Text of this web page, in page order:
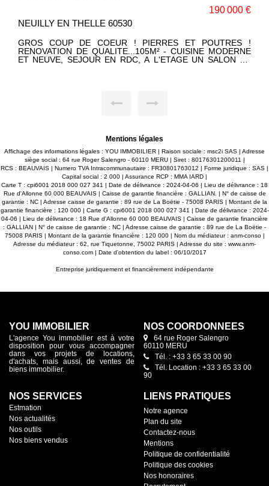
321 000 €
NEUILLY EN THELLE 60530
UN CHARME CERTAIN POUR CETTE ANCIENNE RENOVEE
ET A L'ARCHITECTURE PERSONNELLE ET
CHALEUREUSE ! MAISON PRINCIPALE (133M²) + ANNEXE
SOUHAITE SON INDEPENDANCE). Corinne LEFEVRE (E.I)
Mentions légales
Affichage des informations légales : YOU IMMOBILIER | Raison sociale : msc2i SAS | Adresse
siège social : 64 rue Roger Salengro - 60110 MERU | Siret : 80176301200011 |
RCS : BEAUVAIS | Numero TVA Intracommunautaire : FR30801763012 | Forme juridique : SAS |
Capital social : 2 000 | Assurance RCP : MMA IARD |
Carte T : cpi6001 2018 000 027 341 | Date de délivrance : 2024-04-06 | Lieu de délivrance : 18
Rue d'Allonne 60 000 BEAUVAIS | Caisse de garantie financière : GALLIAN. | N° de caisse de
garantie : NC | Adresse caisse de garantie : 89 rue de La Boëtie - 75008 PARIS | Montant de la
garantie financière : 120 000 | Carte G : cpi6001 2018 000 027 341 | Date de délivrance : 2024-
04-06 | Lieu de délivrance : 18 Rue d'Allonne 60 000 BEAUVAIS | Caisse de garantie financière
: GALLIAN | N° de caisse de garantie : NC | Adresse caisse de garantie : 89 rue de La Boëtie -
75008 PARIS | Montant de la garantie financière : 120 000 | Nom du médiateur : anm-conso |
Adresse du médiateur : 62, rue Tiquetonne, 75002 PARIS | Adresse du site : www.anm-
conso.com| Date d'obtention du label : 06/10/2017
Entreprise juridiquement et financièrement indépendante
YOU IMMOBILIER
L'agence You immobilier est à votre
disposition pour vous accompagner
dans vos projets de locations,
d'achats, mais aussi, de ventes de
biens immobilier.
NOS COORDONNÉES
64 rue Roger Salengro
60110 MERU
Tél. : +33 3 65 33 00 90
Tél. Location : +33 3 65 33 00
90
NOS SERVICES
Estmation
Nos actualités
Nos outils
Nos biens vendus
LIENS PRATIQUES
Notre agence
Plan du site
Contactez-nous
Mentions
Politique de confidentialité
Politique des cookies
Nos honoraires